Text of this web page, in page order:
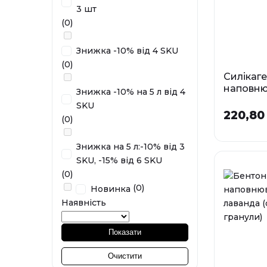
3 шт
(0)
Знижка -10% від 4 SKU
(0)
Знижка -10% на 5 л від 4
SKU
(0)
Знижка на 5 л:-10% від 3
SKU, -15% від 6 SKU
(0)
Новинка (0)
Наявність
Показати
Очистити
Green
3,8
У наявності
220,80